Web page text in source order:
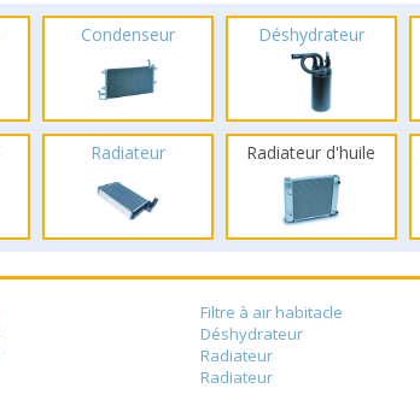
Condenseur Déshydrateur
Radiateur Radiateur d'huile
Filtre à air habitacle
Déshydrateur
Radiateur
Radiateur